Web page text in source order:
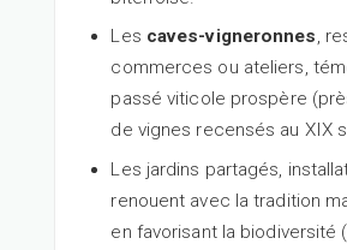
Les caves-vigneronnes,
commerces ou ateliers,
passé viticole prospère
de vignes recensés au XIX
Les jardins partagés,
renouent avec la tradition
en favorisant la biodiversité